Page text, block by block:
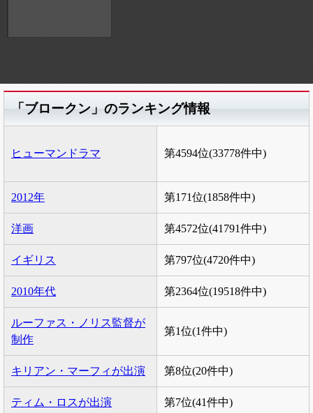
「ブロークン」のランキング情報
ヒューマンドラマ 第4594位(33778件中)
2012年 第171位(1858件中)
洋画 第4572位(41791件中)
イギリス 第797位(4720件中)
2010年代 第2364位(19518件中)
ルーファス・ノリス監督が
制作
第1位(1件中)
キリアン・マーフィが出演 第8位(20件中)
ティム・ロスが出演 第7位(41件中)